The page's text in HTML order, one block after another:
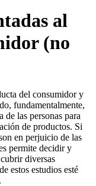
al
(no
del consumidor y
fundamentalmente,
las personas para
de productos. Si
en perjuicio de las
permite decidir y
diversas
estos estudios esté